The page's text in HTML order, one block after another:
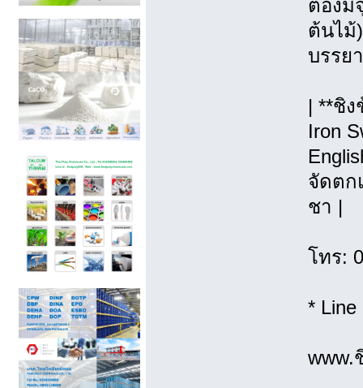
ต้องมี
ต้นไม้
บรรย
| **ชิง
Iron
จัดตก
ชา |
โทร:
* Line
www.